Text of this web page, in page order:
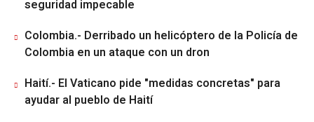
seguridad impecable
Colombia.- Derribado un helicóptero de la Policía de
Colombia en un ataque con un dron
Haití.- El Vaticano pide "medidas concretas" para
ayudar al pueblo de Haití